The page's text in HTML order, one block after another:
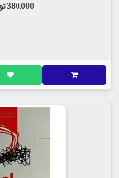
380,000 تومان